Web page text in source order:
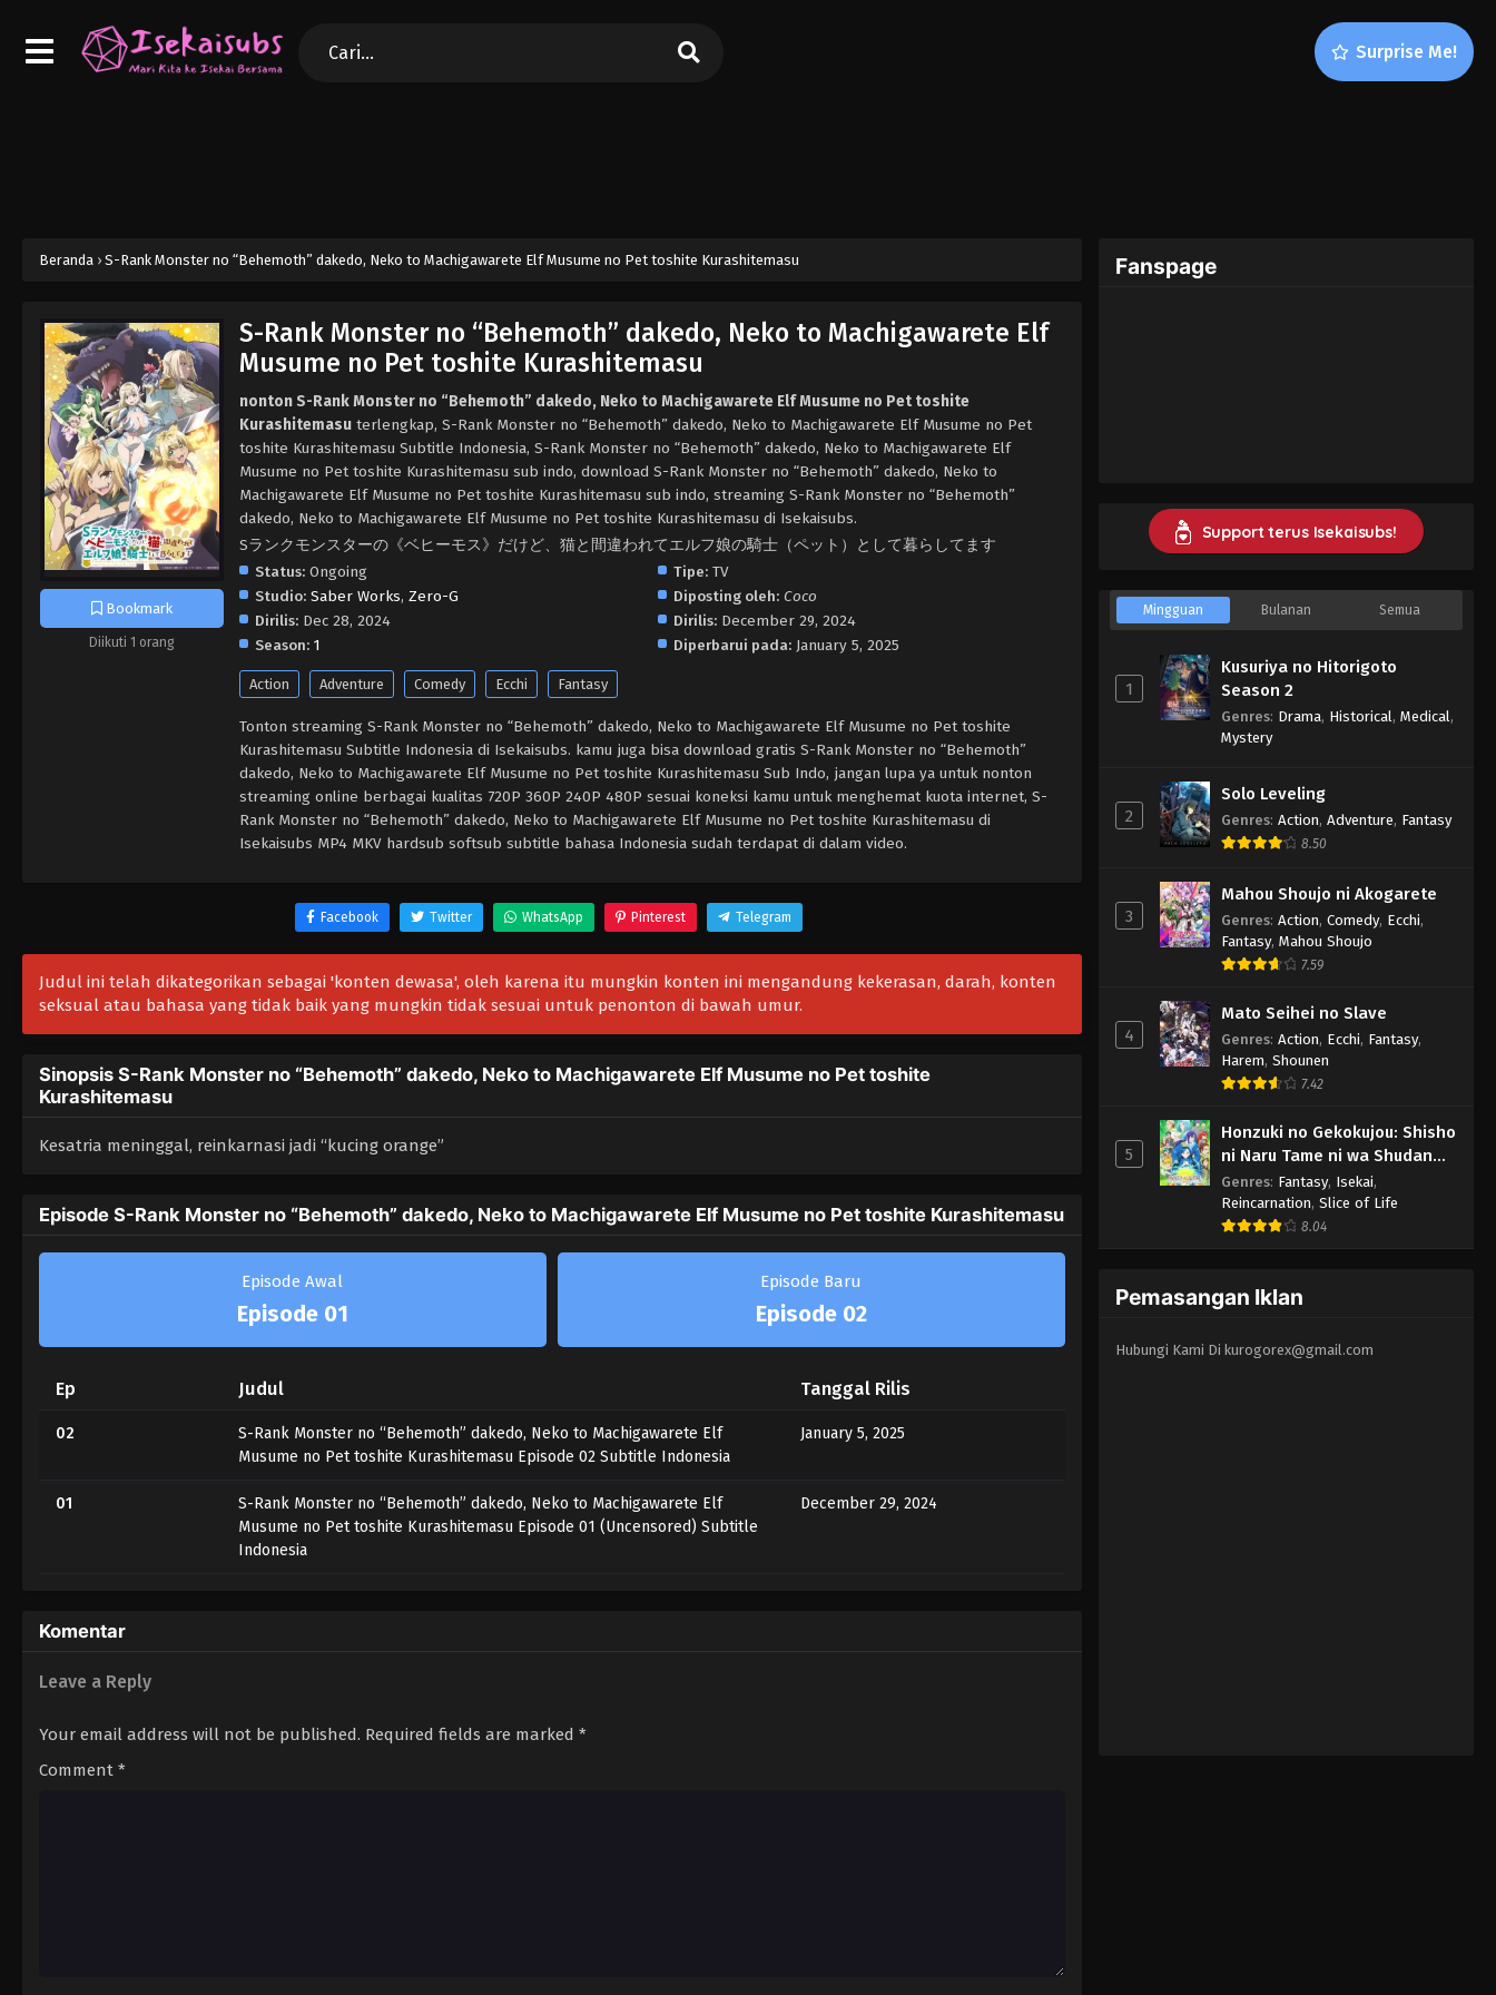
Surprise Me!
Beranda › S-Rank Monster no “Behemoth” dakedo, Neko to Machigawarete Elf Musume no Pet toshite Kurashitemasu
Bookmark
Diikuti 1 orang
S-Rank Monster no “Behemoth” dakedo, Neko to Machigawarete Elf
Musume no Pet toshite Kurashitemasu
nonton S-Rank Monster no “Behemoth” dakedo, Neko to Machigawarete Elf Musume no Pet toshite
Kurashitemasu terlengkap, S-Rank Monster no “Behemoth” dakedo, Neko to Machigawarete Elf Musume no Pet
toshite Kurashitemasu Subtitle Indonesia, S-Rank Monster no “Behemoth” dakedo, Neko to Machigawarete Elf
Musume no Pet toshite Kurashitemasu sub indo, download S-Rank Monster no “Behemoth” dakedo, Neko to
Machigawarete Elf Musume no Pet toshite Kurashitemasu sub indo, streaming S-Rank Monster no “Behemoth”
dakedo, Neko to Machigawarete Elf Musume no Pet toshite Kurashitemasu di Isekaisubs.
Sランクモンスターの《ベヒーモス》だけど、猫と間違われてエルフ娘の騎士（ペット）として暮らしてます
Status: Ongoing
Studio: Saber Works, Zero-G
Dirilis: Dec 28, 2024
Season: 1
Tipe:TV
Diposting oleh: Coco
Dirilis: December 29, 2024
Diperbarui pada: January 5, 2025
Action Adventure Comedy Ecchi Fantasy
Tonton streaming S-Rank Monster no “Behemoth” dakedo, Neko to Machigawarete Elf Musume no Pet toshite
Kurashitemasu Subtitle Indonesia di Isekaisubs. kamu juga bisa download gratis S-Rank Monster no “Behemoth”
dakedo, Neko to Machigawarete Elf Musume no Pet toshite Kurashitemasu Sub Indo, jangan lupa ya untuk nonton
streaming online berbagai kualitas 720P 360P 240P 480P sesuai koneksi kamu untuk menghemat kuota internet, S-
Rank Monster no “Behemoth” dakedo, Neko to Machigawarete Elf Musume no Pet toshite Kurashitemasu di
Isekaisubs MP4 MKV hardsub softsub subtitle bahasa Indonesia sudah terdapat di dalam video.
Facebook Twitter WhatsApp Pinterest Telegram
Judul ini telah dikategorikan sebagai 'konten dewasa', oleh karena itu mungkin konten ini mengandung kekerasan, darah, konten
seksual atau bahasa yang tidak baik yang mungkin tidak sesuai untuk penonton di bawah umur.
Sinopsis S-Rank Monster no “Behemoth” dakedo, Neko to Machigawarete Elf Musume no Pet toshite
Kurashitemasu
Kesatria meninggal, reinkarnasi jadi “kucing orange”
Episode S-Rank Monster no “Behemoth” dakedo, Neko to Machigawarete Elf Musume no Pet toshite Kurashitemasu
Episode Awal
Episode 01
Episode Baru
Episode 02
Ep Judul Tanggal Rilis
02
S-Rank Monster no “Behemoth” dakedo, Neko to Machigawarete Elf
Musume no Pet toshite Kurashitemasu Episode 02 Subtitle Indonesia
January 5, 2025
01
S-Rank Monster no “Behemoth” dakedo, Neko to Machigawarete Elf
Musume no Pet toshite Kurashitemasu Episode 01 (Uncensored) Subtitle
Indonesia
December 29, 2024
Komentar
Leave a Reply
Your email address will not be published. Required fields are marked *
Comment *
Fanspage
Support terus Isekaisubs!
Mingguan Bulanan Semua
1
Kusuriya no Hitorigoto
Season 2
Genres: Drama, Historical , Medical ,
Mystery
2
Solo Leveling
Genres: Action, Adventure, Fantasy
8.50
3
Mahou Shoujo ni Akogarete
Genres: Action, Comedy, Ecchi,
Fantasy, Mahou Shoujo
7.59
4
Mato Seihei no Slave
Genres: Action, Ecchi, Fantasy,
Harem, Shounen
7.42
5
Honzuki no Gekokujou: Shisho
ni Naru Tame ni wa Shudan
wo Erandeiraremasen 3rd
Season
Genres: Fantasy, Isekai,
Reincarnation, Slice of Life
8.04
Pemasangan Iklan
Hubungi Kami Di kurogorex@gmail.com